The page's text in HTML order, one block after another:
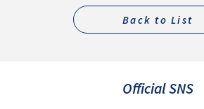
Back to List
Official SNS